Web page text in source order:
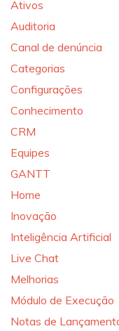
Ativos
Auditoria
Canal de denúncia
Categorias
Configurações
Conhecimento
CRM
Equipes
GANTT
Home
Inovação
Inteligência Artificial
Live Chat
Melhorias
Módulo de Execução
Notas de